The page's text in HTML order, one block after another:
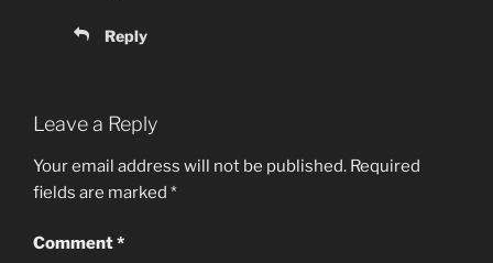
Reply
Leave a Reply
Your email address will not be published. Required
fields are marked *
Comment*